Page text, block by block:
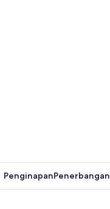
PenginapanPenerbangan